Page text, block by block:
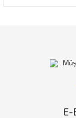
E-